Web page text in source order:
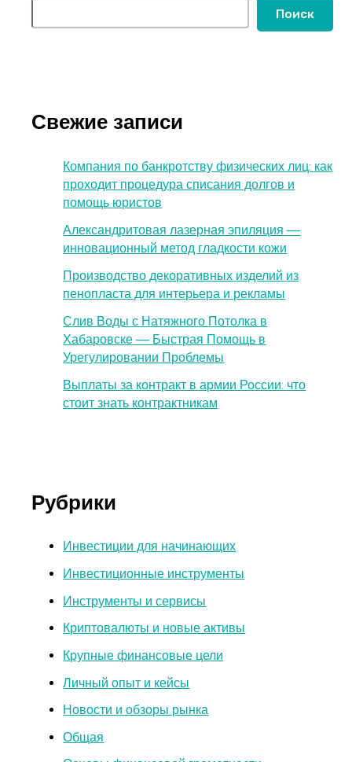
Поиск
Свежие записи
Компания по банкротству физических лиц: как
проходит процедура списания долгов и
помощь юристов
Александритовая лазерная эпиляция —
инновационный метод гладкости кожи
Производство декоративных изделий из
пенопласта для интерьера и рекламы
Слив Воды с Натяжного Потолка в
Хабаровске — Быстрая Помощь в
Урегулировании Проблемы
Выплаты за контракт в армии России: что
стоит знать контрактникам
Рубрики
Инвестиции для начинающих
Инвестиционные инструменты
Инструменты и сервисы
Криптовалюты и новые активы
Крупные финансовые цели
Личный опыт и кейсы
Новости и обзоры рынка
Общая